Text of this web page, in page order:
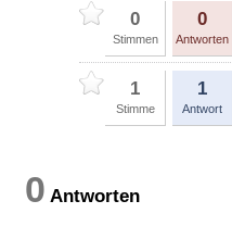
0
Stimmen
0
Antworten
1
Stimme
1
Antwort
0 Antworten